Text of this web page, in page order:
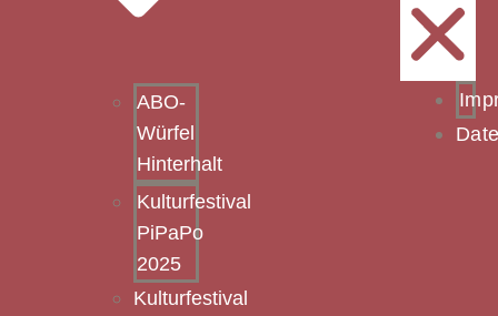
ABO-
Würfel
Hinterhalt
Kulturfestival
PiPaPo
2025
Kulturfestival